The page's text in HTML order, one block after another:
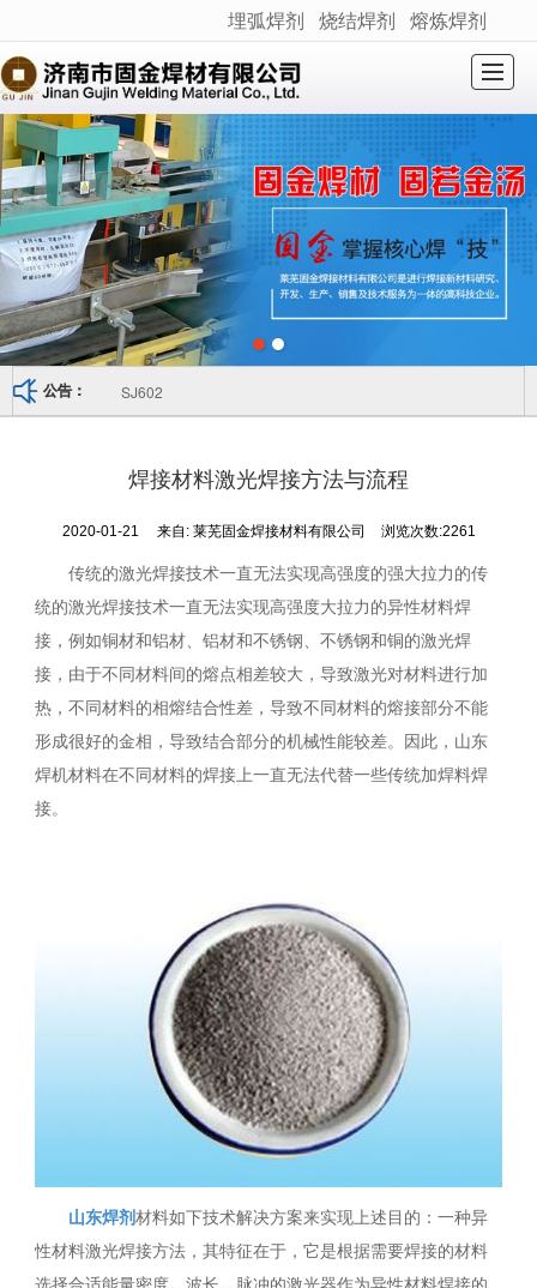
很遗憾，因您的浏览器版本过低导致无法获得最佳浏览体验，推荐下载安装谷歌浏览器！
埋弧焊剂 烧结焊剂 熔炼焊剂
网站首页 关于我们 产品展示
荣誉资质
产品检测 联系我们
公告： SJ602
焊接材料激光焊接方法与流程
2020-01-21 来自: 莱芜固金焊接材料有限公司 浏览次数:2261
传统的激光焊接技术一直无法实现高强度的强大拉力的传
统的激光焊接技术一直无法实现高强度大拉力的异性材料焊
接，例如铜材和铝材、铝材和不锈钢、不锈钢和铜的激光焊
接，由于不同材料间的熔点相差较大，导致激光对材料进行加
热，不同材料的相熔结合性差，导致不同材料的熔接部分不能
形成很好的金相，导致结合部分的机械性能较差。因此，山东
焊机材料在不同材料的焊接上一直无法代替一些传统加焊料焊
接。
山东焊剂材料如下技术解决方案来实现上述目的：一种异
性材料激光焊接方法，其特征在于，它是根据需要焊接的材料
选择合适能量密度、波长、脉冲的激光器作为异性材料焊接的